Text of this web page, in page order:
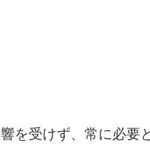
受けず、常に必要